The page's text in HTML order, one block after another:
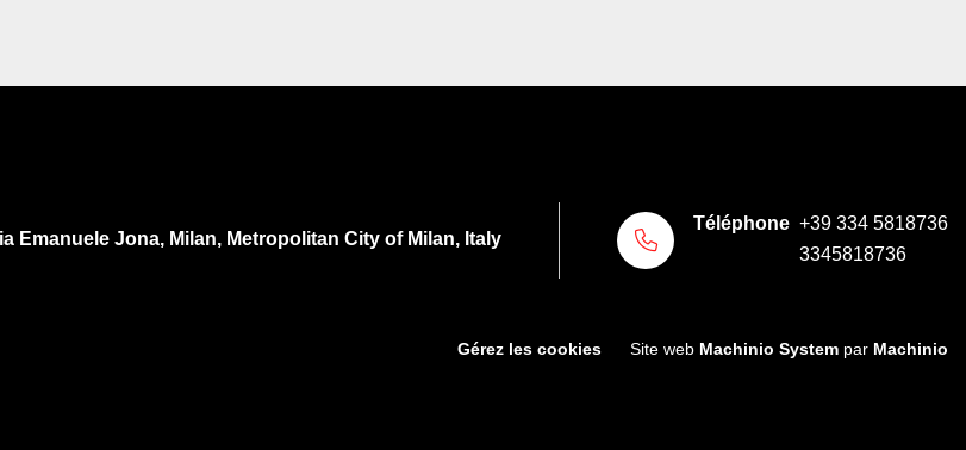
Emanuele Jona, Milan, Metropolitan City of Milan, Italy
Téléphone +39 334 5818736
3345818736
Gérez les cookies Site web Machinio System par Machinio